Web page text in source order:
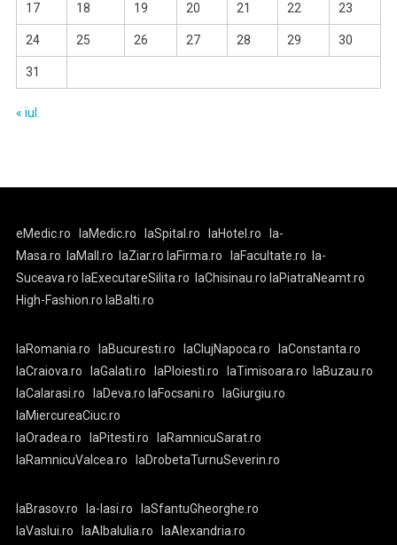
17 18 19 20 21 22 23
24 25 26 27 28 29 30
31
« iul.
eMedic.ro laMedic.ro laSpital.ro laHotel.ro
la-
Masa.ro
laMall.ro laZiar.ro laFirma.ro laFacultate.ro
la-
Suceava.ro laExecutareSilita.ro laChisinau.ro laPiatraNeamt.ro
High-Fashion.ro laBalti.ro
laRomania.ro laBucuresti.ro laClujNapoca.ro
laConstanta.ro
laCraiova.ro
laGalati.ro laPloiesti.ro laTimisoara.ro
laBuzau.ro
laCalarasi.ro
laDeva.ro laFocsani.ro
laGiurgiu.ro
laMiercureaCiuc.ro
laOradea.ro
laPitesti.ro
laRamnicuSarat.ro
laRamnicuValcea.ro
laDrobetaTurnuSeverin.ro
laBrasov.ro la-Iasi.ro
laSfantuGheorghe.ro
laVaslui.ro
laAlbaIulia.ro laAlexandria.ro